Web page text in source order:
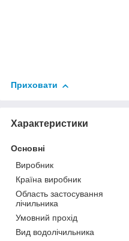
Приховати
Характеристики
Основні
Виробник
Країна виробник
Область застосування
лічильника
Умовний прохід
Вид водолічильника